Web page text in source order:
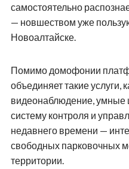
самостоятельно
— новшеством уже
Новоалтайске.
Помимо домофонии
объединяет такие услуги,
видеонаблюдение, умные
систему контроля и
недавнего времени —
свободных парковочных
территории.